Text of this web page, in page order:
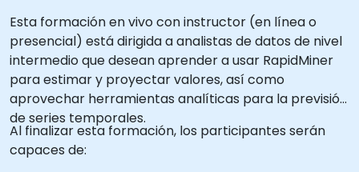
Esta formación en vivo con instructor (en línea o
presencial) está dirigida a analistas de datos de nivel
intermedio que desean aprender a usar RapidMiner
para estimar y proyectar valores, así como
aprovechar herramientas analíticas para la previsión
de series temporales.
Al finalizar esta formación, los participantes serán
capaces de: